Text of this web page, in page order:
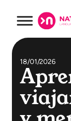
18/01/2026